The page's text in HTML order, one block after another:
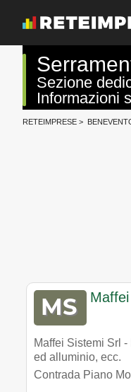
Sezione
Informazioni
RETEIMPRESE >
Maffei Sistemi Srl
ed alluminio, ecc.
Contrada Piano